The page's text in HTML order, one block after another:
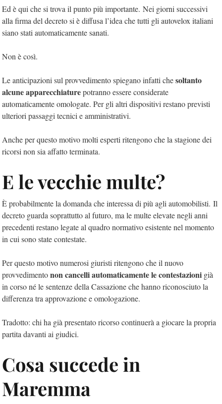
Ed è qui che si trova il punto più importante. Nei giorni successivi
alla firma del decreto si è diffusa l’idea che tutti gli autovelox italiani
siano stati automaticamente sanati.
Non è così.
Le anticipazioni sul provvedimento spiegano infatti chesoltanto
alcune apparecchiaturepotranno essere considerate
automaticamente omologate. Per gli altri dispositivi restano previsti
ulteriori passaggi tecnici e amministrativi.
Anche per questo motivo molti esperti ritengono che la stagione dei
ricorsi non sia affatto terminata.
E le vecchie multe?
È probabilmente la domanda che interessa di più agli automobilisti. Il
decreto guarda soprattutto al futuro, ma le multe elevate negli anni
precedenti restano legate al quadro normativo esistente nel momento
in cui sono state contestate.
Per questo motivo numerosi giuristi ritengono che il nuovo
provvedimentonon cancelli automaticamente le contestazioni già
in corso né le sentenze della Cassazione che hanno riconosciuto la
differenza tra approvazione e omologazione.
Tradotto: chi ha già presentato ricorso continuerà a giocare la propria
partita davanti ai giudici.
Cosa succede in
Maremma